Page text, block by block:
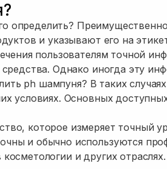
определить?
и указывают его на
пользователям точной
Однако иногда эту
ph шампуня? В таких
условиях. Основных
которое измеряет точный
и обычно используются
и других отраслях.